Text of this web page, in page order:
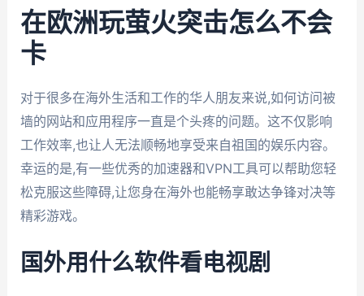
在欧洲玩萤火突击怎么不会
卡
对于很多在海外生活和工作的华人朋友来说,如何访问被
墙的网站和应用程序一直是个头疼的问题。这不仅影响
工作效率,也让人无法顺畅地享受来自祖国的娱乐内容。
幸运的是,有一些优秀的加速器和VPN工具可以帮助您轻
松克服这些障碍,让您身在海外也能畅享敢达争锋对决等
精彩游戏。
国外用什么软件看电视剧